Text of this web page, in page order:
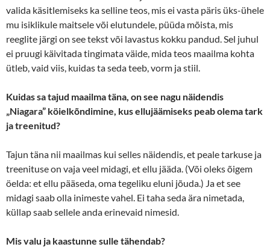
valida käsitlemiseks ka selline teos, mis ei vasta päris üks-ühele
mu isiklikule maitsele või elutundele, püüda mõista, mis
reeglite järgi on see tekst või lavastus kokku pandud. Sel juhul
ei pruugi käivitada tingimata väide, mida teos maailma kohta
ütleb, vaid viis, kuidas ta seda teeb, vorm ja stiil.
Kuidas sa tajud maailma täna, on see nagu näidendis
„Niagara” köielkõndimine, kus ellujäämiseks peab olema tark
ja treenitud?
Tajun täna nii maailmas kui selles näidendis, et peale tarkuse ja
treenituse on vaja veel midagi, et ellu jääda. (Või oleks õigem
öelda: et ellu pääseda, oma tegeliku eluni jõuda.) Ja et see
midagi saab olla inimeste vahel. Ei taha seda ära nimetada,
küllap saab sellele anda erinevaid nimesid.
Mis valu ja kaastunne sulle tähendab?